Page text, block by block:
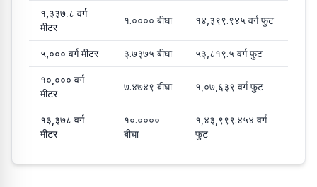
१,३३७.८ वर्ग
मीटर
१.०००० बीघा १४,३९९.९४५ वर्ग फुट
५,००० वर्ग मीटर ३.७३७५ बीघा ५३,८१९.५ वर्ग फुट
१०,००० वर्ग
मीटर
७.४७४९ बीघा १,०७,६३९ वर्ग फुट
१३,३७८ वर्ग
मीटर
१०.००००
बीघा
१,४३,९९९.४५४ वर्ग
फुट